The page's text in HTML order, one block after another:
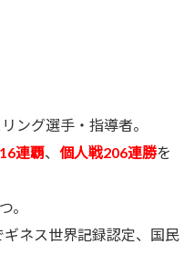
ング選手・指導者。
連覇、 個人戦206連勝を
。
ネス世界記録認定、国民